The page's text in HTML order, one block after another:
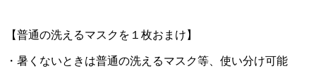
【普通の洗えるマスクを１枚おまけ】
・暑くないときは普通の洗えるマスク等、使い分け可能